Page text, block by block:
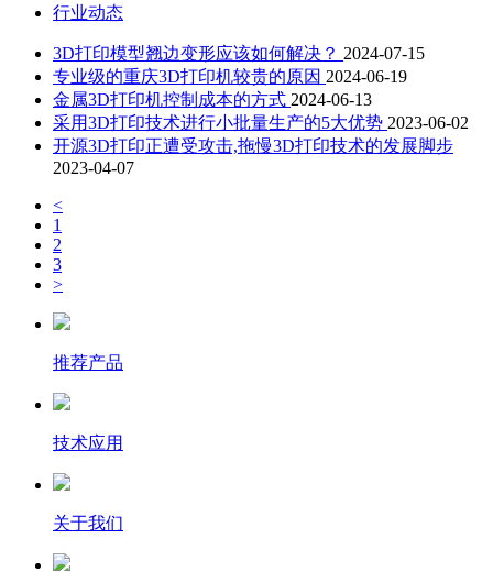
行业动态
3D打印模型翘边变形应该如何解决？ 2024-07-15
专业级的重庆3D打印机较贵的原因 2024-06-19
金属3D打印机控制成本的方式 2024-06-13
采用3D打印技术进行小批量生产的5大优势 2023-06-02
开源3D打印正遭受攻击,拖慢3D打印技术的发展脚步
2023-04-07
<
1
2
3
>
推荐产品
技术应用
关于我们